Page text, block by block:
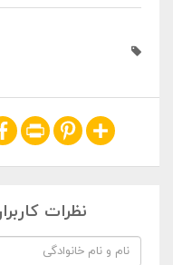
Share
Pinterest
Print
نظرات